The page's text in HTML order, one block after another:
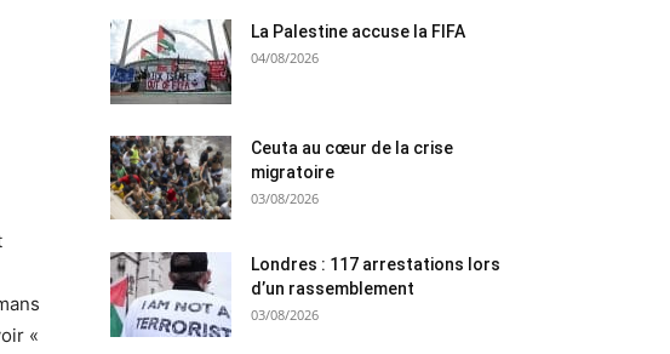
«
La Palestine accuse la FIFA
04/08/2026
Ceuta au cœur de la crise
migratoire
03/08/2026
Londres : 117 arrestations lors
d’un rassemblement
03/08/2026